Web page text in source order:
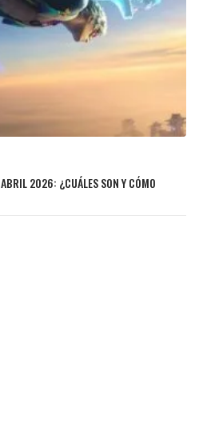
ABRIL 2026: ¿CUÁLES SON Y CÓMO